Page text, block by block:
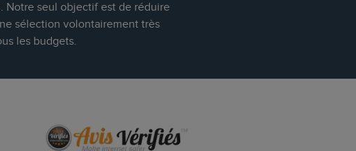
Notre seul objectif est de réduire
sélection volontairement très
les budgets.